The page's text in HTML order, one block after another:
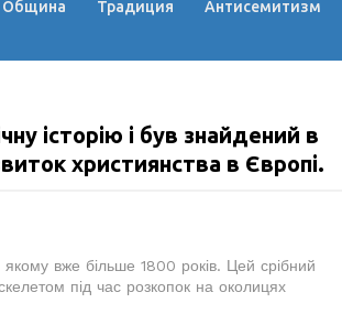
Община Традиция Антисемитизм
історію і був знайдений в
християнства в Європі.
вже більше 1800 років. Цей срібний
під час розкопок на околицях